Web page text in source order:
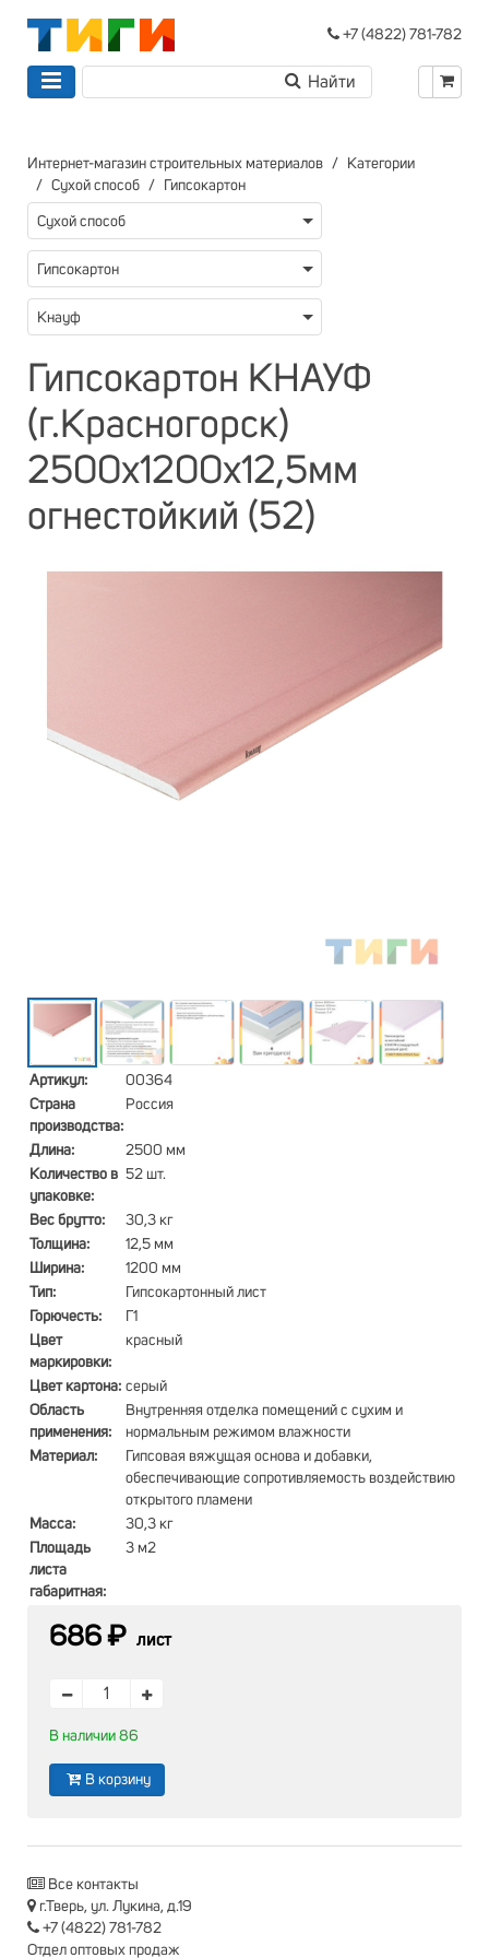
+7 (4822) 781-782
Интернет-магазин строительных материалов
Категории
Сухой способ
Гипсокартон
Сухой способ
Гипсокартон
Кнауф
Гипсокартон КНАУФ
(г.Красногорск)
2500х1200х12,5мм
огнестойкий (52)
Артикул:
00364
Страна
производства:
Россия
Длина:
2500 мм
Количество в
упаковке:
52 шт.
Вес брутто:
30,3 кг
Толщина:
12,5 мм
Ширина:
1200 мм
Тип:
Гипсокартонный лист
Горючесть:
Г1
Цвет
маркировки:
красный
Цвет картона: серый
Область
применения:
Внутренняя отделка помещений с сухим и
нормальным режимом влажности
Материал:
Гипсовая вяжущая основа и добавки,
обеспечивающие сопротивляемость воздействию
открытого пламени
Масса:
30,3 кг
Площадь
листа
габаритная:
3 м2
686 ₽ лист
В наличии 86
В корзину
Все контакты
г.Тверь, ул. Лукина, д.19
+7 (4822) 781-782
Отдел оптовых продаж